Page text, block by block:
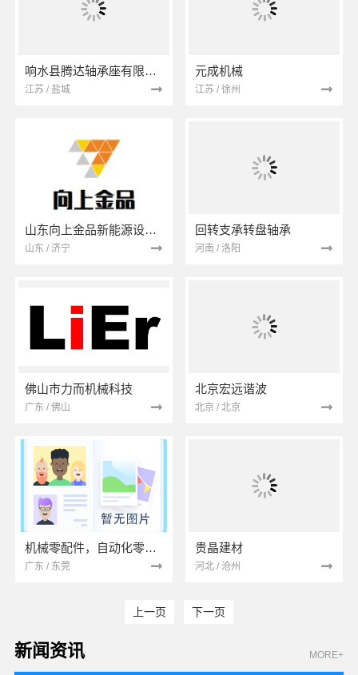
响水县腾达轴承座有限公司
江苏 / 盐城
元成机械
江苏 / 徐州
山东向上金品新能源设备有限公司
山东 / 济宁
回转支承转盘轴承
河南 / 洛阳
佛山市力而机械科技
广东 / 佛山
北京宏远谐波
北京 / 北京
机械零配件，自动化零件；配件，来图加工
广东 / 东莞
贵晶建材
河北 / 沧州
上一页 下一页
新闻资讯 MORE+